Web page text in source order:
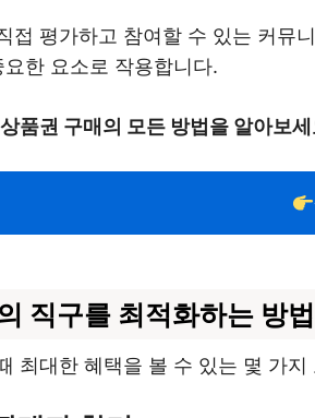
접 평가하고 참여할 수 있는 커뮤
한 요소로 작용합니다.
품권 구매의 모든 방법을 알아보
직구를 최적화하는 방법
최대한 혜택을 볼 수 있는 몇 가